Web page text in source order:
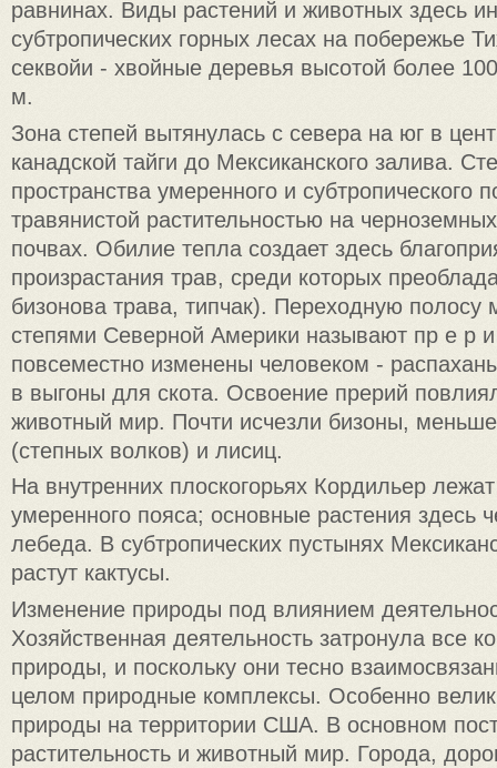
равнинах. Виды растений и животных здесь
субтропических горных лесах на побережье
секвойи - хвойные деревья высотой более
м.
Зона степей вытянулась с севера на юг в
канадской тайги до Мексиканского залива.
пространства умеренного и субтропического
травянистой растительностью на
почвах. Обилие тепла создает здесь
произрастания трав, среди которых
бизонова трава, типчак). Переходную
степями Северной Америки называют пр е р
повсеместно изменены человеком -
в выгоны для скота. Освоение прерий
животный мир. Почти исчезли бизоны, меньше
(степных волков) и лисиц.
На внутренних плоскогорьях Кордильер
умеренного пояса; основные растения здесь
лебеда. В субтропических пустынях
растут кактусы.
Изменение природы под влиянием
Хозяйственная деятельность затронула все
природы, и поскольку они тесно
целом природные комплексы. Особенно
природы на территории США. В основном
растительность и животный мир. Города,